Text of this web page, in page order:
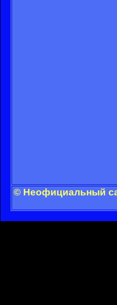
© Неофициальный